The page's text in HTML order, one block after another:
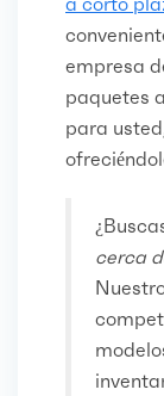
empresa
paquetes
para
cerca